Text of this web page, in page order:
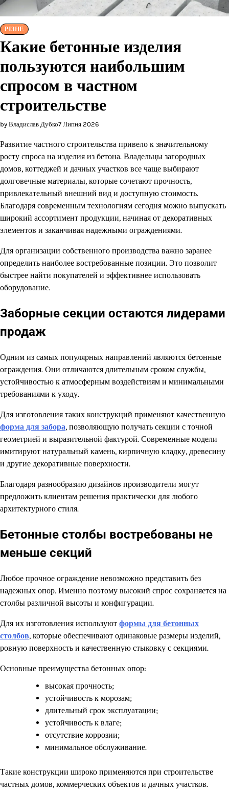
РІЗНЕ
Какие бетонные изделия
пользуются наибольшим
спросом в частном
строительстве
by Владислав Дубко7 Липня 2026
Развитие частного строительства привело к значительному
росту спроса на изделия из бетона. Владельцы загородных
домов, коттеджей и дачных участков все чаще выбирают
долговечные материалы, которые сочетают прочность,
привлекательный внешний вид и доступную стоимость.
Благодаря современным технологиям сегодня можно выпускать
широкий ассортимент продукции, начиная от декоративных
элементов и заканчивая надежными ограждениями.
Для организации собственного производства важно заранее
определить наиболее востребованные позиции. Это позволит
быстрее найти покупателей и эффективнее использовать
оборудование.
Заборные секции остаются лидерами
продаж
Одним из самых популярных направлений являются бетонные
ограждения. Они отличаются длительным сроком службы,
устойчивостью к атмосферным воздействиям и минимальными
требованиями к уходу.
Для изготовления таких конструкций применяют качественную
форма для забора, позволяющую получать секции с точной
геометрией и выразительной фактурой. Современные модели
имитируют натуральный камень, кирпичную кладку, древесину
и другие декоративные поверхности.
Благодаря разнообразию дизайнов производители могут
предложить клиентам решения практически для любого
архитектурного стиля.
Бетонные столбы востребованы не
меньше секций
Любое прочное ограждение невозможно представить без
надежных опор. Именно поэтому высокий спрос сохраняется на
столбы различной высоты и конфигурации.
Для их изготовления используют формы для бетонных
столбов, которые обеспечивают одинаковые размеры изделий,
ровную поверхность и качественную стыковку с секциями.
Основные преимущества бетонных опор:
высокая прочность;
устойчивость к морозам;
длительный срок эксплуатации;
устойчивость к влаге;
отсутствие коррозии;
минимальное обслуживание.
Такие конструкции широко применяются при строительстве
частных домов, коммерческих объектов и дачных участков.